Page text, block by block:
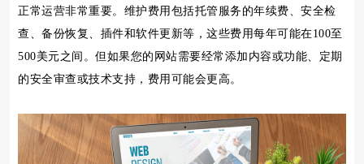
正常运营非常重要。维护费用包括托管服务的年续费、安全检
查、备份恢复、插件和软件更新等，这些费用每年可能在100至
500美元之间。但如果您的网站需要经常添加内容或功能、定期
的安全审查或技术支持，费用可能会更高。